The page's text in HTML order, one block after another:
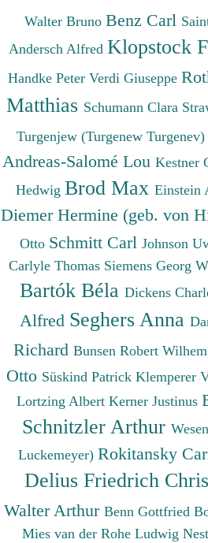
Walter Bruno Benz Carl
Andersch Alfred Klopstock
Handke Peter Verdi Giuseppe
Matthias Schumann Clara
Turgenjew (Turgenew Turgenev)
Andreas-Salomé Lou Kestner
Hedwig Brod Max Einstein
Diemer Hermine (geb. von
Otto Schmitt Carl Johnson
Carlyle Thomas Siemens Georg
Bartók Béla Dickens
Alfred Seghers Anna
Richard Bunsen Robert Wilhem
Otto Süskind Patrick Klemperer
Lortzing Albert Kerner Justinus
Schnitzler Arthur
Luckemeyer) Rokitansky
Delius Friedrich
Walter Arthur Benn Gottfried
Mies van der Rohe Ludwig